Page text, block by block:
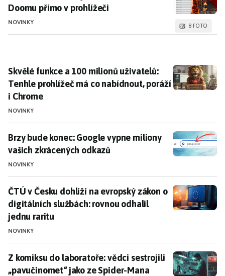
Doomu přímo v prohlížeči
NOVINKY 8 FOTO
Skvělé funkce a 100 milionů uživatelů: Tenhle
Skvělé funkce a 100 milionů uživatelů:
Tenhle prohlížeč má co nabídnout, poráží
i Chrome
NOVINKY
Brzy bude konec: Google vypne miliony vašich
Brzy bude konec: Google vypne miliony
vašich zkrácených odkazů
NOVINKY
ČTÚ v Česku dohlíží na evropský zákon o digitálních
ČTÚ v Česku dohlíží na evropský zákon o
digitálních službách: rovnou odhalil
jednu raritu
NOVINKY
Z komiksu do laboratoře: vědci sestrojili
Z komiksu do laboratoře: vědci sestrojili
„pavučinomet“ jako ze Spider-Mana